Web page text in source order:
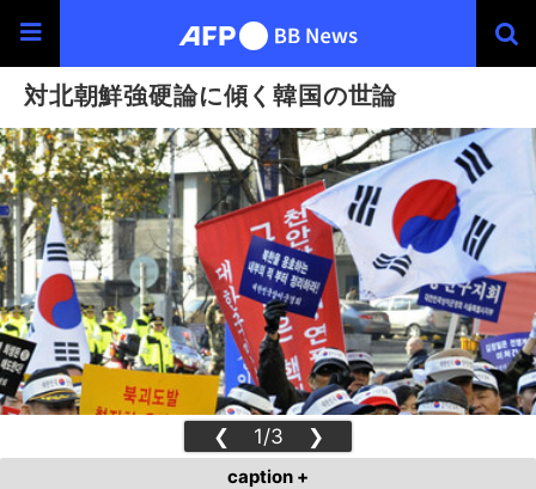
対北朝鮮強硬論に傾く韓国の世論
❮ 1/3 ❯
caption +